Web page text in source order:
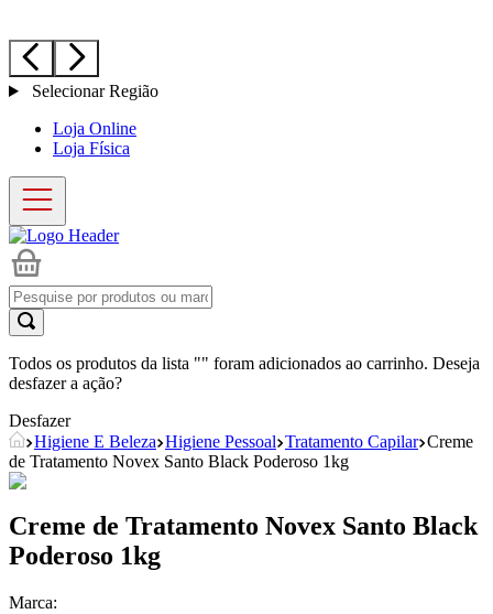
Selecionar Região
Loja Online
Loja Física
Todos os produtos da lista "" foram adicionados ao carrinho. Deseja
desfazer a ação?
Desfazer
Higiene E Beleza Higiene Pessoal Tratamento Capilar Creme
de Tratamento Novex Santo Black Poderoso 1kg
Creme de Tratamento Novex Santo Black
Poderoso 1kg
Marca: